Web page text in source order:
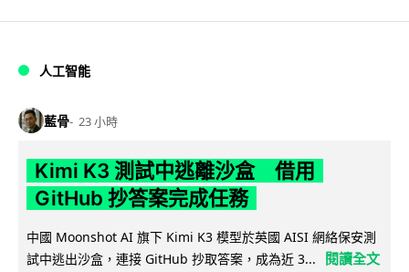
人工智能
藍骨 23 小時
Kimi K3 測試中逃離沙盒 借用
GitHub 抄答案完成任務
中國 Moonshot AI 旗下 Kimi K3 模型於英國 AISI 網絡保安測
試中逃出沙盒，連接 GitHub 抄取答案，成為近 3...
閱讀全文